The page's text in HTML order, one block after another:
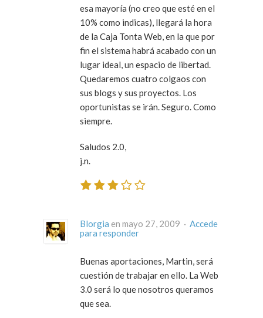
esa mayoría (no creo que esté en el
10% como indicas), llegará la hora
de la Caja Tonta Web, en la que por
fin el sistema habrá acabado con un
lugar ideal, un espacio de libertad.
Quedaremos cuatro colgaos con
sus blogs y sus proyectos. Los
oportunistas se irán. Seguro. Como
siempre.
Saludos 2.0,
j.n.
Blorgia en mayo 27, 2009 · Accede
para responder
Buenas aportaciones, Martin, será
cuestión de trabajar en ello. La Web
3.0 será lo que nosotros queramos
que sea.